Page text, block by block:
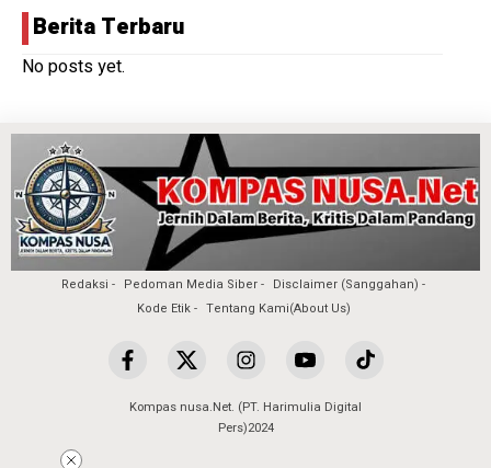
Berita Terbaru
No posts yet.
Redaksi Pedoman Media Siber
Disclaimer (Sanggahan)
Kode Etik
Tentang Kami(About Us)
Kompas nusa.Net. (PT. Harimulia Digital
Pers)2024